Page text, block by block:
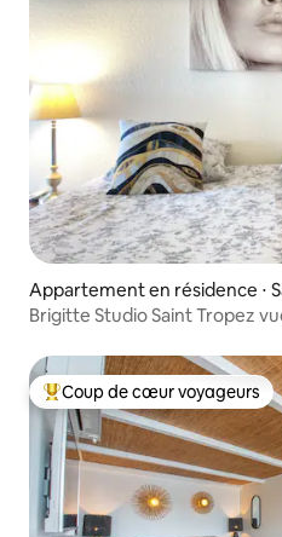
Appartement en résidence ⋅
Brigitte Studio Saint Tropez
Coups de cœur voyageurs les
Coup de cœur voyageurs